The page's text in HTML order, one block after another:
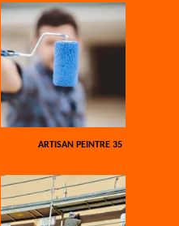
ARTISAN PEINTRE 35